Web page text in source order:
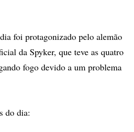
foi protagonizado pelo alemão
da Spyker, que teve as quatro
fogo devido a um problema
do dia: